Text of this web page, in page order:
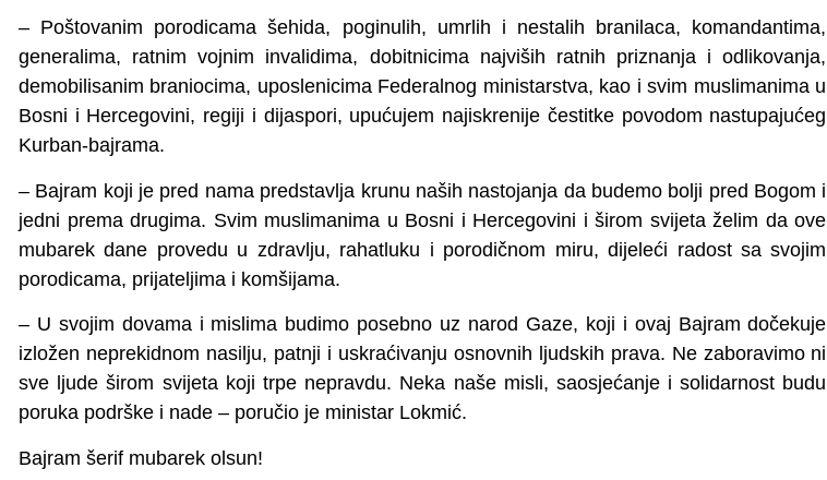
– Poštovanim porodicama šehida, poginulih, umrlih i nestalih branilaca, komandantima,
generalima, ratnim vojnim invalidima, dobitnicima najviših ratnih priznanja i odlikovanja,
demobilisanim braniocima, uposlenicima Federalnog ministarstva, kao i svim muslimanima u
Bosni i Hercegovini, regiji i dijaspori, upućujem najiskrenije čestitke povodom nastupajućeg
Kurban-bajrama.
– Bajram koji je pred nama predstavlja krunu naših nastojanja da budemo bolji pred Bogom i
jedni prema drugima. Svim muslimanima u Bosni i Hercegovini i širom svijeta želim da ove
mubarek dane provedu u zdravlju, rahatluku i porodičnom miru, dijeleći radost sa svojim
porodicama, prijateljima i komšijama.
– U svojim dovama i mislima budimo posebno uz narod Gaze, koji i ovaj Bajram dočekuje
izložen neprekidnom nasilju, patnji i uskraćivanju osnovnih ljudskih prava. Ne zaboravimo ni
sve ljude širom svijeta koji trpe nepravdu. Neka naše misli, saosjećanje i solidarnost budu
poruka podrške i nade – poručio je ministar Lokmić.
Bajram šerif mubarek olsun!